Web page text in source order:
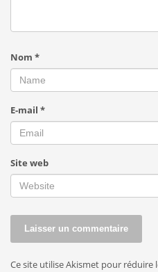
Nom *
E-mail *
Site web
Ce site utilise Akismet pour réduire